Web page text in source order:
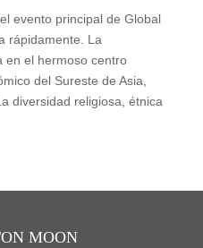
evento principal de Global
rápidamente. La
en el hermoso centro
del Sureste de Asia,
diversidad religiosa, étnica
MOON